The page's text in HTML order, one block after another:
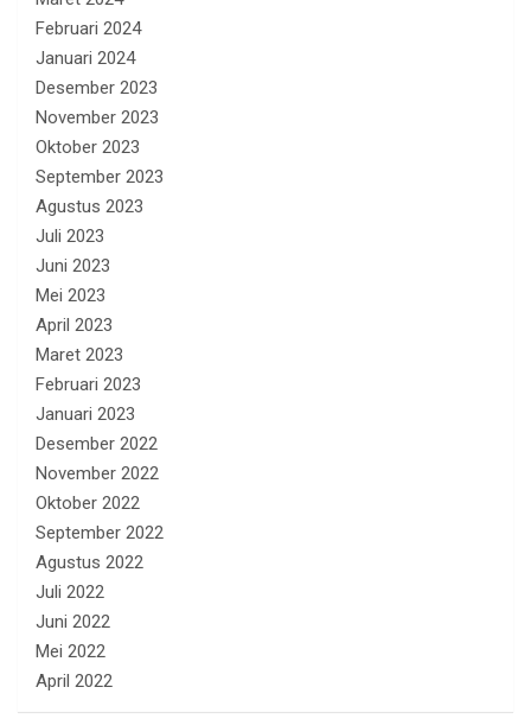
Februari 2024
Januari 2024
Desember 2023
November 2023
Oktober 2023
September 2023
Agustus 2023
Juli 2023
Juni 2023
Mei 2023
April 2023
Maret 2023
Februari 2023
Januari 2023
Desember 2022
November 2022
Oktober 2022
September 2022
Agustus 2022
Juli 2022
Juni 2022
Mei 2022
April 2022